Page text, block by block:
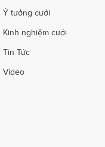
Ý tưởng cưới
Kinh nghiệm cưới
Tin Tức
Video